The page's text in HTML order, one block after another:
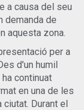
oferir.No
o per
que combinen
d'oficina
i ideal
relaxats. Un
que
encant de
compta
i accés
gaudeixen de
i gimnàs
a causa del seu
demanda de
aquesta zona.
per a
d'un humil
continuat
en una de les
Durant el